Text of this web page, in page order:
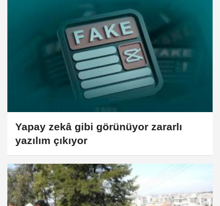
Yapay zekâ gibi görünüyor zararlı
yazılım çıkıyor